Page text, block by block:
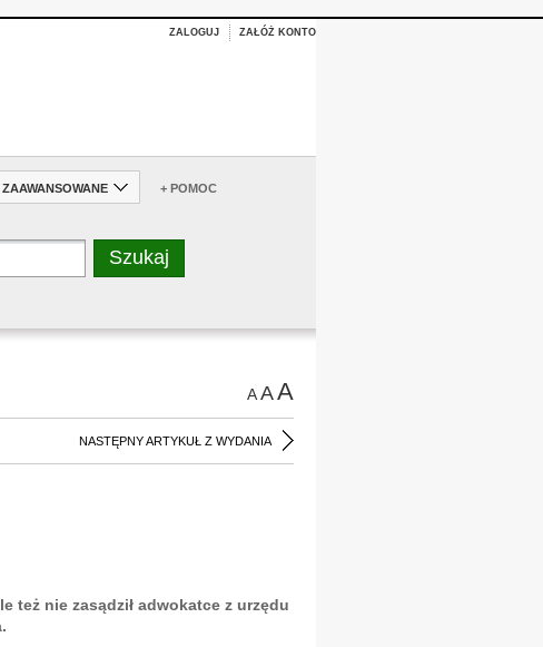
ZALOGUJ ZAŁÓŻ KONTO
ZAAWANSOWANE + POMOC
AAA
NASTĘPNY ARTYKUŁ Z WYDANIA
też nie zasądził adwokatce z urzędu